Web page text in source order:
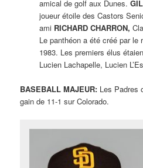
amical de golf aux Dunes.
joueur étoile des Castors
ami RICHARD CHARRON,
Le panthéon a été créé par le
1983. Les premiers élus
Lucien Lachapelle, Lucien
BASEBALL MAJEUR: Les Padres
gain de 11-1 sur Colorado.